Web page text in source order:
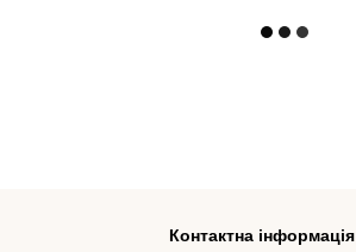
Контактна інформація